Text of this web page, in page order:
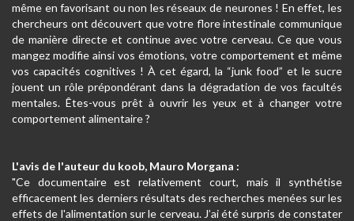
même en favorisant ou non les réseaux de neurones ! En effet, les
chercheurs ont découvert que votre flore intestinale communique
de manière directe et continue avec votre cerveau. Ce que vous
mangez modifie ainsi vos émotions, votre comportement et même
vos capacités cognitives ! À cet égard, la “junk food” et le sucre
jouent un rôle prépondérant dans la dégradation de vos facultés
mentales. Êtes-vous prêt à ouvrir les yeux et à changer votre
comportement alimentaire ?
L'avis de l'auteur du koob, Mauro Morgana :
"Ce documentaire est relativement court, mais il synthétise
efficacement les derniers résultats des recherches menées sur les
effets de l'alimentation sur le cerveau. J’ai été surpris de constater